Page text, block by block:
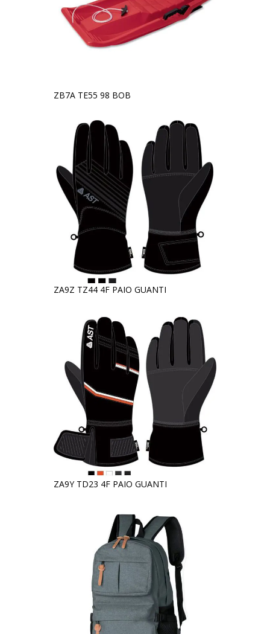
ZB7A TE55 98 BOB
ZA9Z TZ44 4F PAIO GUANTI
ZA9Y TD23 4F PAIO GUANTI